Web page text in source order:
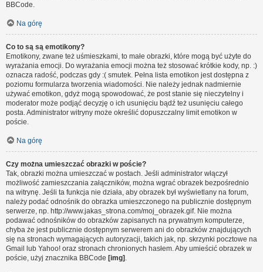
BBCode.
Na górę
Co to są są emotikony?
Emotikony, zwane też uśmieszkami, to małe obrazki, które mogą być użyte do
wyrażania emocji. Do wyrażania emocji można też stosować krótkie kody, np. :)
oznacza radość, podczas gdy :( smutek. Pełna lista emotikon jest dostępna z
poziomu formularza tworzenia wiadomości. Nie należy jednak nadmiernie
używać emotikon, gdyż mogą spowodować, że post stanie się nieczytelny i
moderator może podjąć decyzję o ich usunięciu bądź też usunięciu całego
posta. Administrator witryny może określić dopuszczalny limit emotikon w
poście.
Na górę
Czy można umieszczać obrazki w poście?
Tak, obrazki można umieszczać w postach. Jeśli administrator włączył
możliwość zamieszczania załączników, można wgrać obrazek bezpośrednio
na witrynę. Jeśli ta funkcja nie działa, aby obrazek był wyświetlany na forum,
należy podać odnośnik do obrazka umieszczonego na publicznie dostępnym
serwerze, np. http://www.jakas_strona.com/moj_obrazek.gif. Nie można
podawać odnośników do obrazków zapisanych na prywatnym komputerze,
chyba że jest publicznie dostępnym serwerem ani do obrazków znajdujących
się na stronach wymagających autoryzacji, takich jak, np. skrzynki pocztowe na
Gmail lub Yahoo! oraz stronach chronionych hasłem. Aby umieścić obrazek w
poście, użyj znacznika BBCode [img] .